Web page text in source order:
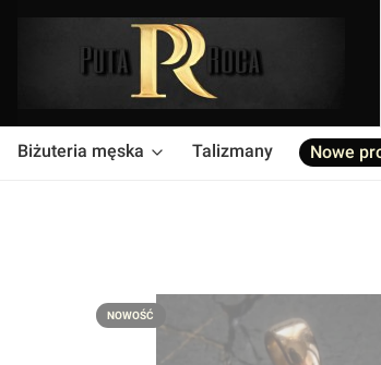
Biżuteria męska Talizmany Nowe
NOWOŚĆ